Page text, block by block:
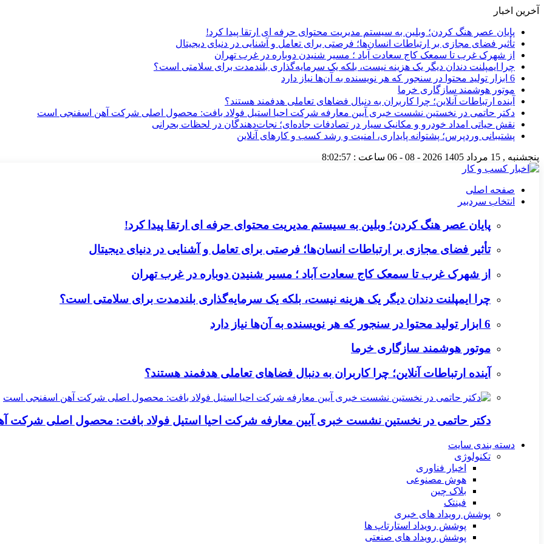
آخرین اخبار
پایان عصر هنگ کردن؛ وبلین به سیستم مدیریت محتوای حرفه ای ارتقا پیدا کرد!
تأثیر فضای مجازی بر ارتباطات انسان‌ها؛ فرصتی برای تعامل و آشنایی در دنیای دیجیتال
از شهرک غرب تا سمعک کاج سعادت آباد ؛ مسیر شنیدن دوباره در غرب تهران
چرا ایمپلنت دندان دیگر یک هزینه نیست، بلکه یک سرمایه‌گذاری بلندمدت برای سلامتی است؟
6 ابزار تولید محتوا در سنجور که هر نویسنده به آن‌ها نیاز دارد
موتور هوشمند سازگاری خرما
آینده ارتباطات آنلاین؛ چرا کاربران به دنبال فضاهای تعاملی هدفمند هستند؟
دکتر حاتمی در نخستین نشست خبری آیین معارفه شرکت احیا استیل فولاد بافت: محصول اصلی شرکت آهن اسفنجی است
نقش حیاتی امداد خودرو و مکانیک سیار در تصادفات جاده‌ای؛ نجات‌دهندگان در لحظات بحرانی
پشتیبانی وردپرس؛ پشتوانه پایداری، امنیت و رشد کسب‌ و کارهای آنلاین
پنجشنبه , 15 مرداد 1405 2026 - 08 - 06 ساعت : 8:02:57
صفحه اصلی
انتخاب سردبیر
پایان عصر هنگ کردن؛ وبلین به سیستم مدیریت محتوای حرفه ای ارتقا پیدا کرد!
تأثیر فضای مجازی بر ارتباطات انسان‌ها؛ فرصتی برای تعامل و آشنایی در دنیای دیجیتال
از شهرک غرب تا سمعک کاج سعادت آباد ؛ مسیر شنیدن دوباره در غرب تهران
چرا ایمپلنت دندان دیگر یک هزینه نیست، بلکه یک سرمایه‌گذاری بلندمدت برای سلامتی است؟
6 ابزار تولید محتوا در سنجور که هر نویسنده به آن‌ها نیاز دارد
موتور هوشمند سازگاری خرما
آینده ارتباطات آنلاین؛ چرا کاربران به دنبال فضاهای تعاملی هدفمند هستند؟
دکتر حاتمی در نخستین نشست خبری آیین معارفه شرکت احیا استیل فولاد بافت: محصول اصلی شرکت
دسته بندی سایت
تکنولوژی
اخبار فناوری
هوش مصنوعی
بلاک چین
فینتک
پوشش رویداد های خبری
پوشش رویداد استارتاپ ها
پوشش رویداد های صنعتی